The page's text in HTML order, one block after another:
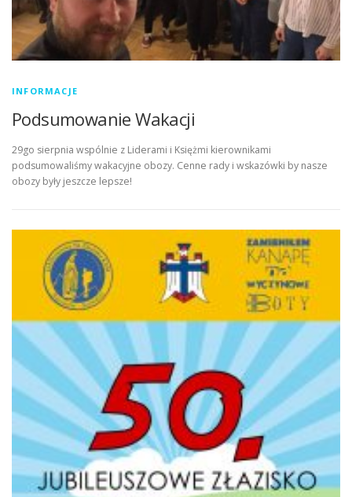
INFORMACJE
Podsumowanie Wakacji
29go sierpnia wspólnie z Liderami i Księżmi kierownikami
podsumowaliśmy wakacyjne obozy. Cenne rady i wskazówki by nasze
obozy były jeszcze lepsze!